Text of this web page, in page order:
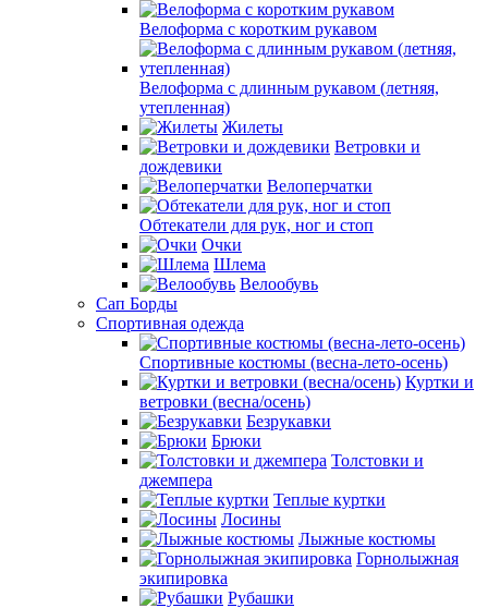
Велоформа с коротким рукавом
Велоформа с длинным рукавом (летняя,
утепленная)
Жилеты
Ветровки и
дождевики
Велоперчатки
Обтекатели для рук, ног и стоп
Очки
Шлема
Велообувь
Сап Борды
Спортивная одежда
Спортивные костюмы (весна-лето-осень)
Куртки и
ветровки (весна/осень)
Безрукавки
Брюки
Толстовки и
джемпера
Теплые куртки
Лосины
Лыжные костюмы
Горнолыжная
экипировка
Рубашки